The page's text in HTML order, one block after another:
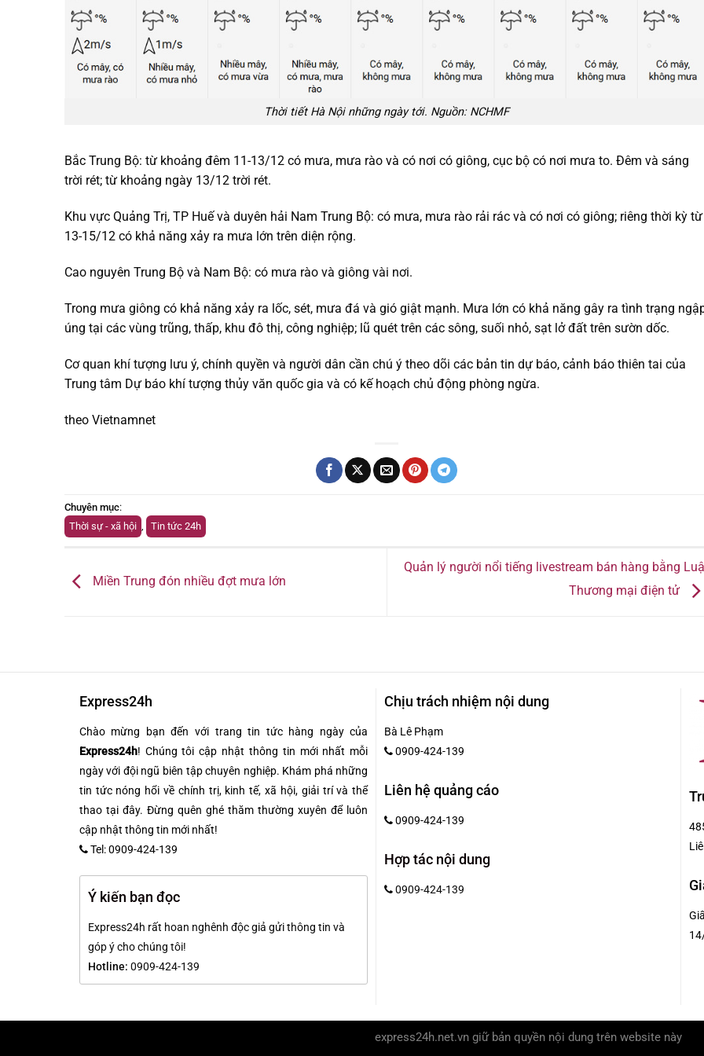
Thời tiết Hà Nội những ngày tới. Nguồn: NCHMF
Bắc Trung Bộ: từ khoảng đêm 11-13/12 có mưa, mưa rào và có nơi có giông, cục bộ có nơi mưa to. Đêm và sáng
trời rét; từ khoảng ngày 13/12 trời rét.
Khu vực Quảng Trị, TP Huế và duyên hải Nam Trung Bộ: có mưa, mưa rào rải rác và có nơi có giông; riêng thời kỳ từ
13-15/12 có khả năng xảy ra mưa lớn trên diện rộng.
Cao nguyên Trung Bộ và Nam Bộ: có mưa rào và giông vài nơi.
Trong mưa giông có khả năng xảy ra lốc, sét, mưa đá và gió giật mạnh. Mưa lớn có khả năng gây ra tình trạng
úng tại các vùng trũng, thấp, khu đô thị, công nghiệp; lũ quét trên các sông, suối nhỏ, sạt lở đất trên sườn dốc.
Cơ quan khí tượng lưu ý, chính quyền và người dân cần chú ý theo dõi các bản tin dự báo, cảnh báo thiên tai của
Trung tâm Dự báo khí tượng thủy văn quốc gia và có kế hoạch chủ động phòng ngừa.
theo Vietnamnet
Chuyên mục:
Thời sự - xã hội , Tin tức 24h
Miền Trung đón nhiều đợt mưa lớn
Quản lý người nổi tiếng livestream bán hàng bằng
Thương mại điện tử
Express24h
Chào mừng bạn đến với trang tin tức hàng ngày của
Express24h! Chúng tôi cập nhật thông tin mới nhất mỗi
ngày với đội ngũ biên tập chuyên nghiệp. Khám phá những
tin tức nóng hổi về chính trị, kinh tế, xã hội, giải trí và thể
thao tại đây. Đừng quên ghé thăm thường xuyên để luôn
cập nhật thông tin mới nhất!
Tel: 0909-424-139
Ý kiến bạn đọc
Express24h rất hoan nghênh độc giả gửi thông tin và
góp ý cho chúng tôi!
Hotline: 0909-424-139
Chịu trách nhiệm nội dung
Bà Lê Phạm
0909-424-139
Liên hệ quảng cáo
0909-424-139
Hợp tác nội dung
0909-424-139
express24h.net.vngiữ bản quyền nội dung trên website này